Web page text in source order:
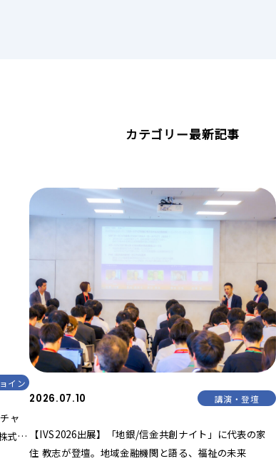
カテゴリー最新記事
イン
ャ
式会
2026.07.10 講演・登壇
【IVS2026出展】「地銀/信金共創ナイト」に代表の家
住 教志が登壇。地域金融機関と語る、福祉の未来